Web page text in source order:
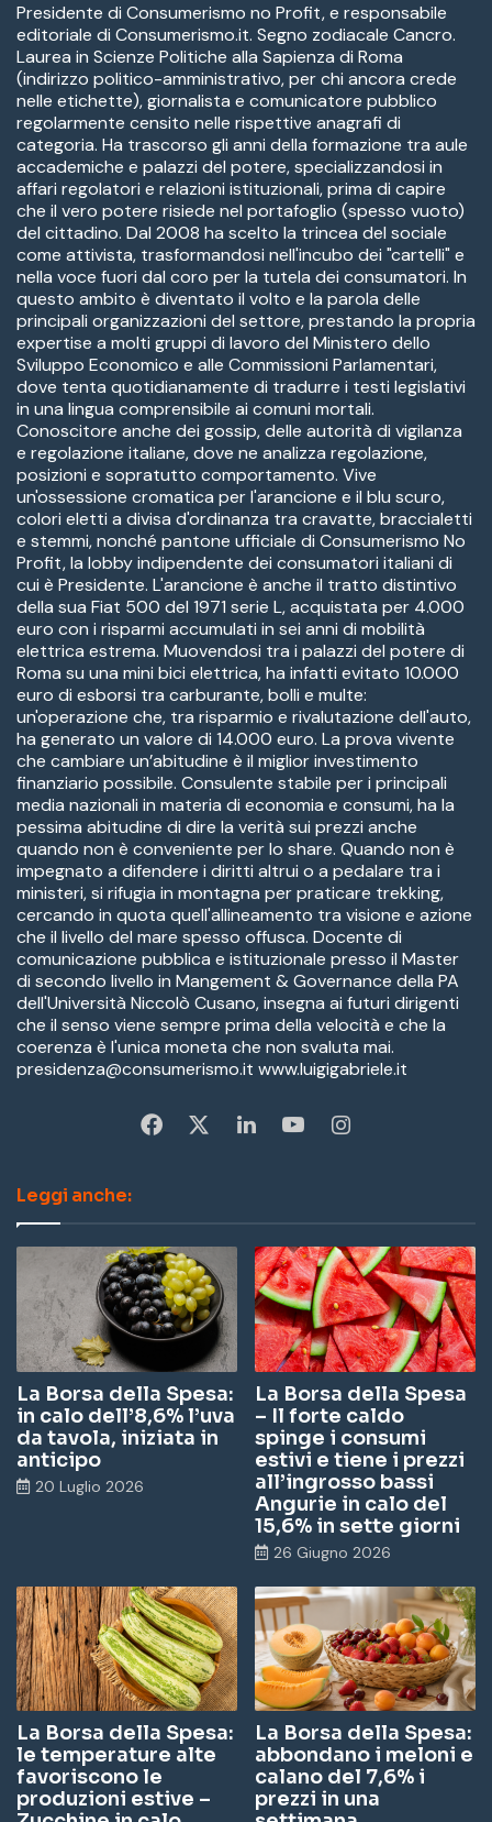
Presidente di Consumerismo no Profit, e responsabile
editoriale di Consumerismo.it. Segno zodiacale Cancro.
Laurea in Scienze Politiche alla Sapienza di Roma
(indirizzo politico-amministrativo, per chi ancora crede
nelle etichette), giornalista e comunicatore pubblico
regolarmente censito nelle rispettive anagrafi di
categoria. Ha trascorso gli anni della formazione tra aule
accademiche e palazzi del potere, specializzandosi in
affari regolatori e relazioni istituzionali, prima di capire
che il vero potere risiede nel portafoglio (spesso vuoto)
del cittadino. Dal 2008 ha scelto la trincea del sociale
come attivista, trasformandosi nell'incubo dei "cartelli" e
nella voce fuori dal coro per la tutela dei consumatori. In
questo ambito è diventato il volto e la parola delle
principali organizzazioni del settore, prestando la propria
expertise a molti gruppi di lavoro del Ministero dello
Sviluppo Economico e alle Commissioni Parlamentari,
dove tenta quotidianamente di tradurre i testi legislativi
in una lingua comprensibile ai comuni mortali.
Conoscitore anche dei gossip, delle autorità di vigilanza
e regolazione italiane, dove ne analizza regolazione,
posizioni e sopratutto comportamento. Vive
un'ossessione cromatica per l'arancione e il blu scuro,
colori eletti a divisa d'ordinanza tra cravatte, braccialetti
e stemmi, nonché pantone ufficiale di Consumerismo No
Profit, la lobby indipendente dei consumatori italiani di
cui è Presidente. L'arancione è anche il tratto distintivo
della sua Fiat 500 del 1971 serie L, acquistata per 4.000
euro con i risparmi accumulati in sei anni di mobilità
elettrica estrema. Muovendosi tra i palazzi del potere di
Roma su una mini bici elettrica, ha infatti evitato 10.000
euro di esborsi tra carburante, bolli e multe:
un'operazione che, tra risparmio e rivalutazione dell'auto,
ha generato un valore di 14.000 euro. La prova vivente
che cambiare un’abitudine è il miglior investimento
finanziario possibile. Consulente stabile per i principali
media nazionali in materia di economia e consumi, ha la
pessima abitudine di dire la verità sui prezzi anche
quando non è conveniente per lo share. Quando non è
impegnato a difendere i diritti altrui o a pedalare tra i
ministeri, si rifugia in montagna per praticare trekking,
cercando in quota quell'allineamento tra visione e azione
che il livello del mare spesso offusca. Docente di
comunicazione pubblica e istituzionale presso il Master
di secondo livello in Mangement & Governance della PA
dell'Università Niccolò Cusano, insegna ai futuri dirigenti
che il senso viene sempre prima della velocità e che la
coerenza è l'unica moneta che non svaluta mai.
presidenza@consumerismo.it www.luigigabriele.it
ok
In
be
ra
m
Leggi anche:
La Borsa della Spesa:
in calo dell’8,6% l’uva
da tavola, iniziata in
anticipo
20 Luglio 2026
La Borsa della Spesa
– Il forte caldo
spinge i consumi
estivi e tiene i prezzi
all’ingrosso bassi
Angurie in calo del
15,6% in sette giorni
26 Giugno 2026
La Borsa della Spesa:
le temperature alte
favoriscono le
produzioni estive –
La Borsa della Spesa:
abbondano i meloni e
calano del 7,6% i
prezzi in una